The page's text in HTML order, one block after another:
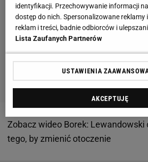
Zobacz wideo Borek: Lewandowski
tego, by zmienić otoczenie
identyfikacji. Przechowywanie informacji
dostęp do nich. Spersonalizowane reklamy
reklam i treści, badnie odbiorców i
Lista Zaufanych Partnerów
USTAWIENIA
AKCEPTUJĘ